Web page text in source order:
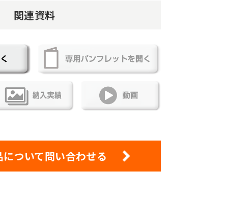
関連資料
ついて問い合わせる